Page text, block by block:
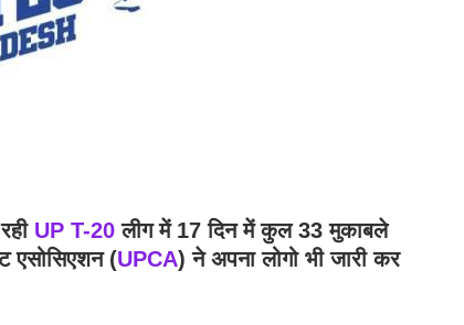
UP T-20 लीग में 17 दिन में कुल 33 मुकाबले
एसोसिएशन (UPCA) ने अपना लोगो भी जारी कर